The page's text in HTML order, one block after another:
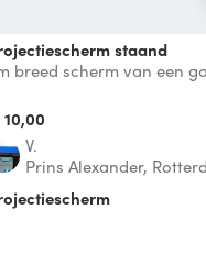
staand
breed scherm van een
V.
Prins Alexander,